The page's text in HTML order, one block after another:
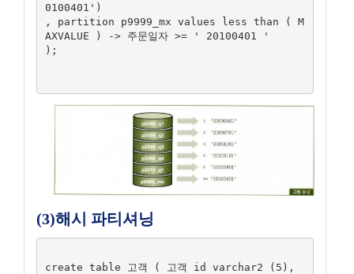
0100401')
, partition p9999_mx values less than ( M
AXVALUE ) -> 주문일자 >= ' 20100401 '
);
(3)해시 파티셔닝
create table 고객 ( 고객 id varchar2 (5),